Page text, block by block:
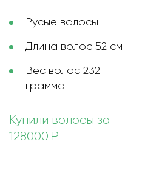
Русые волосы
Длина волос 52 см
Вес волос 232
грамма
Купили волосы за
128000 ₽